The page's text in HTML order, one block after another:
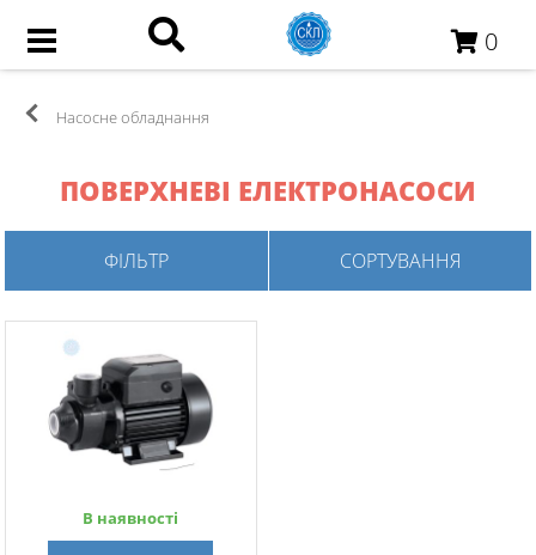
0
Насосне обладнання
ПОВЕРХНЕВІ ЕЛЕКТРОНАСОСИ
ФІЛЬТР СОРТУВАННЯ
В наявності